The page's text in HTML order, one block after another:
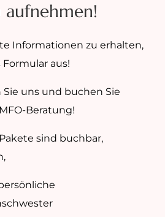
aufnehmen!
Informationen zu erhalten,
aus!
uns und buchen Sie
Beratung!
sind buchbar,